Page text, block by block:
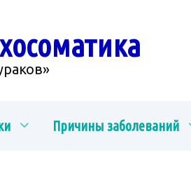
Причины заболеваний